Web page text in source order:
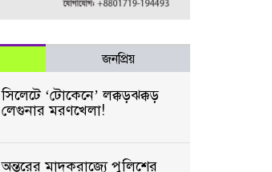
জনপ্রিয়
সিলেটে ‘টোকেনে’ লক্কড়ঝক্কড়
লেগুনার মরণখেলা!
অন্তরের মাদকরাজ্যে পুলিশের